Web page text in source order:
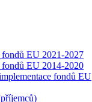
fondů EU 2021-2027
fondů EU 2014-2020
fondů EU